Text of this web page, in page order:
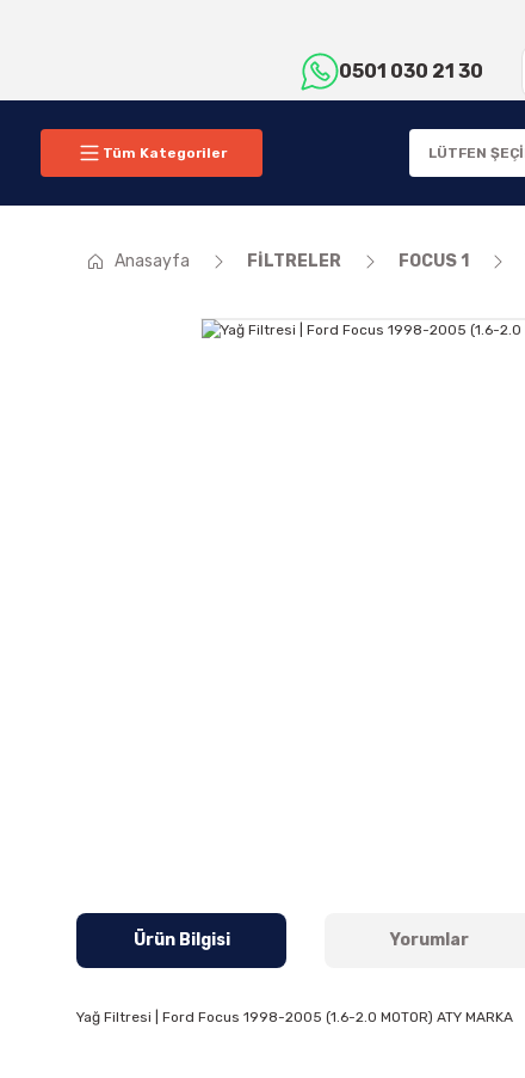
0501 030 21 30
Tüm Kategoriler
Anasayfa FİLTRELER FOCUS 1
Ürün Bilgisi Yorumlar
Yağ Filtresi | Ford Focus 1998-2005 (1.6-2.0 MOTOR) ATY MARKA